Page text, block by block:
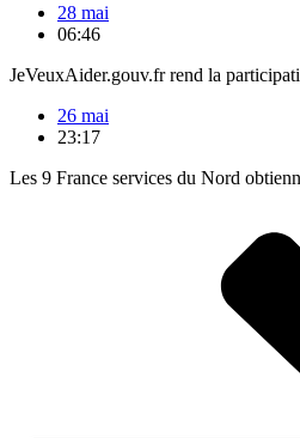
28 mai
06:46
JeVeuxAider.gouv.fr rend la
26 mai
23:17
Les 9 France services du Nord